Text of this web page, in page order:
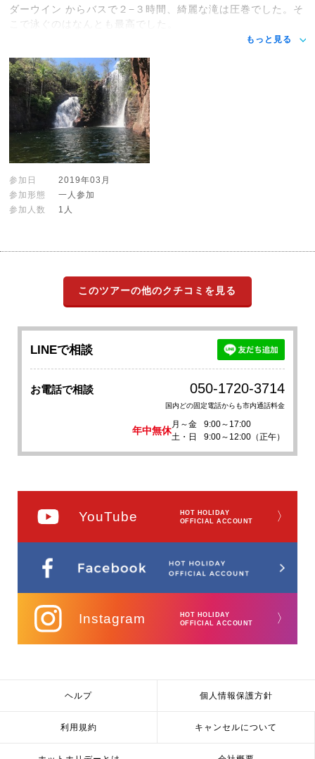
ダーウイン からバスで２−３時間、綺麗な滝は圧巻でした。そ
こで泳ぐのはなんとも最高でした。
もっと見る
参加日
2019年03月
参加形態
一人参加
参加人数
1人
このツアーの他のクチコミを見る
LINEで相談
お電話で相談 050-1720-3714
国内どの固定電話からも市内通話料金
年中無休
月～金
9:00～17:00
土・日
9:00～12:00（正午）
YouTube
HOT HOLIDAY
OFFICIAL ACCOUNT
〉
Instagram
HOT HOLIDAY
OFFICIAL ACCOUNT
〉
ヘルプ 個人情報保護方針
利用規約 キャンセルについて